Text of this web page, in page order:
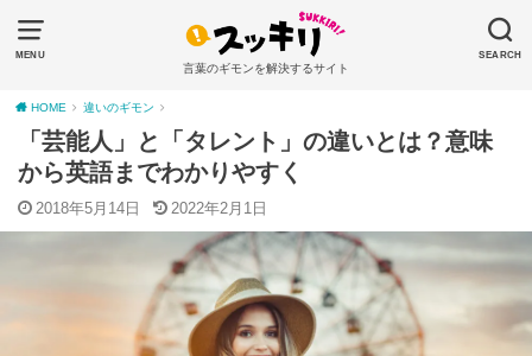
MENU SEARCH
言葉のギモンを解決するサイト
HOME 違いのギモン
「芸能人」と「タレント」の違いとは？意味
から英語までわかりやすく
2018年5月14日 2022年2月1日